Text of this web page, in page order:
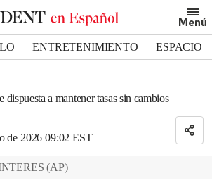
Menú
ENTRETENIMIENTO
ESPACIO
dispuesta a mantener tasas sin cambios
de 2026 09:02 EST
(AP)